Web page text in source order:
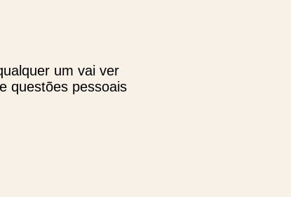
um vai ver
questões pessoais